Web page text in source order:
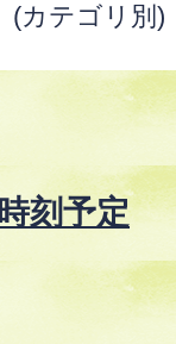
(カテゴリ別)
刻予定